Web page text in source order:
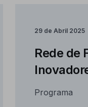
29 de Abril 2025
Rede de
Programa